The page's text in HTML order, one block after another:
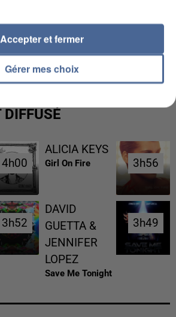
SUPPOSÉS DE LA DZ
EN ALGÉRIE
4h00
4h00
ALICIA KEYS
Girl On Fire 3h56
3h56
3h52
3h52
DAVID
GUETTA &
JENNIFER
LOPEZ
Save Me Tonight
3h49
3h49
Gérer mes choix
Accepter et fermer